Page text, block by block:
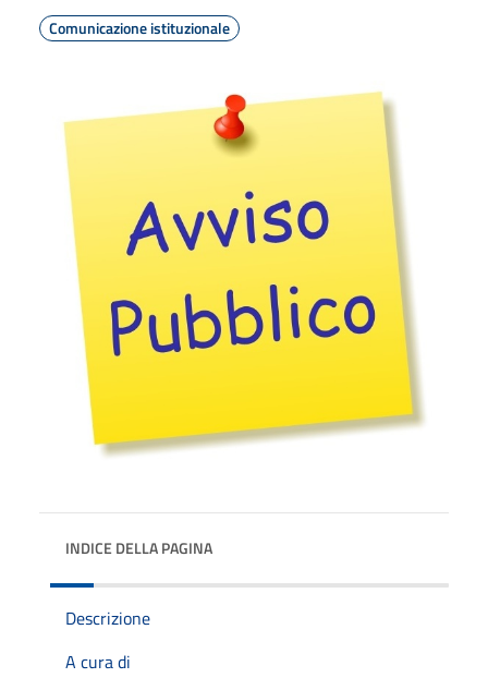
Comunicazione istituzionale
INDICE DELLA PAGINA
Descrizione
A cura di